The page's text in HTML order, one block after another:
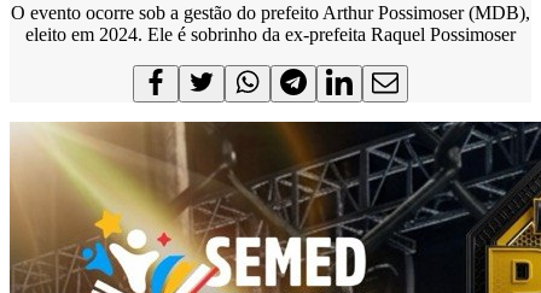
O evento ocorre sob a gestão do prefeito Arthur Possimoser (MDB),
eleito em 2024. Ele é sobrinho da ex-prefeita Raquel Possimoser